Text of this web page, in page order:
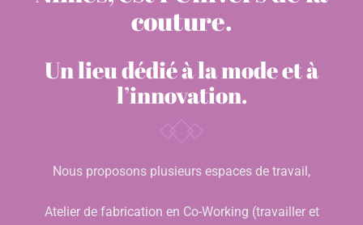
couture.
Un lieu dédié à la mode et à
l’innovation.
Nous proposons plusieurs espaces de travail,
Atelier de fabrication en Co-Working (travailler et